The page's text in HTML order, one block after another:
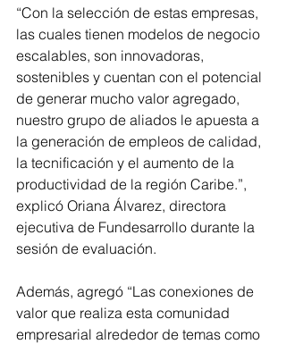
“Con la selección de estas empresas,
las cuales tienen modelos de negocio
escalables, son innovadoras,
sostenibles y cuentan con el potencial
de generar mucho valor agregado,
nuestro grupo de aliados le apuesta a
la generación de empleos de calidad,
la tecnificación y el aumento de la
productividad de la región Caribe.”,
explicó Oriana Álvarez, directora
ejecutiva de Fundesarrollo durante la
sesión de evaluación.
Además, agregó “Las conexiones de
valor que realiza esta comunidad
empresarial alrededor de temas como